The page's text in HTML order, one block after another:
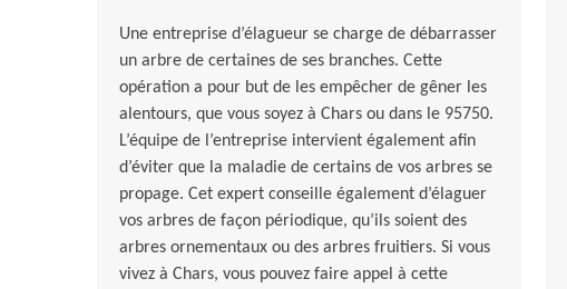
Une entreprise d’élagueur se charge de débarrasser
un arbre de certaines de ses branches. Cette
opération a pour but de les empêcher de gêner les
alentours, que vous soyez à Chars ou dans le 95750.
L’équipe de l’entreprise intervient également afin
d’éviter que la maladie de certains de vos arbres se
propage. Cet expert conseille également d’élaguer
vos arbres de façon périodique, qu’ils soient des
arbres ornementaux ou des arbres fruitiers. Si vous
vivez à Chars, vous pouvez faire appel à cette